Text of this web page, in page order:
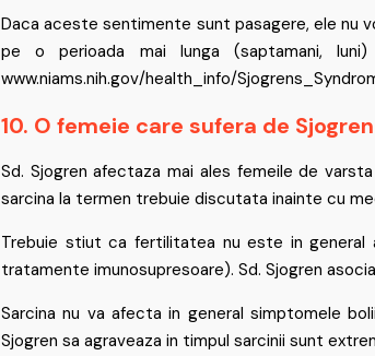
Daca aceste sentimente sunt pasagere, ele nu
pe o perioada mai lunga (saptamani,
www.niams.nih.gov/health_info/
10. O femeie care sufera de
Sd. Sjogren afectaza mai ales femeile de
sarcina la termen trebuie discutata inainte cu
Trebuie stiut ca fertilitatea nu este in
tratamente imunosupresoare). Sd. Sjogren
Sarcina nu va afecta in general simptomele
Sjogren sa agraveaza in timpul sarcinii sunt